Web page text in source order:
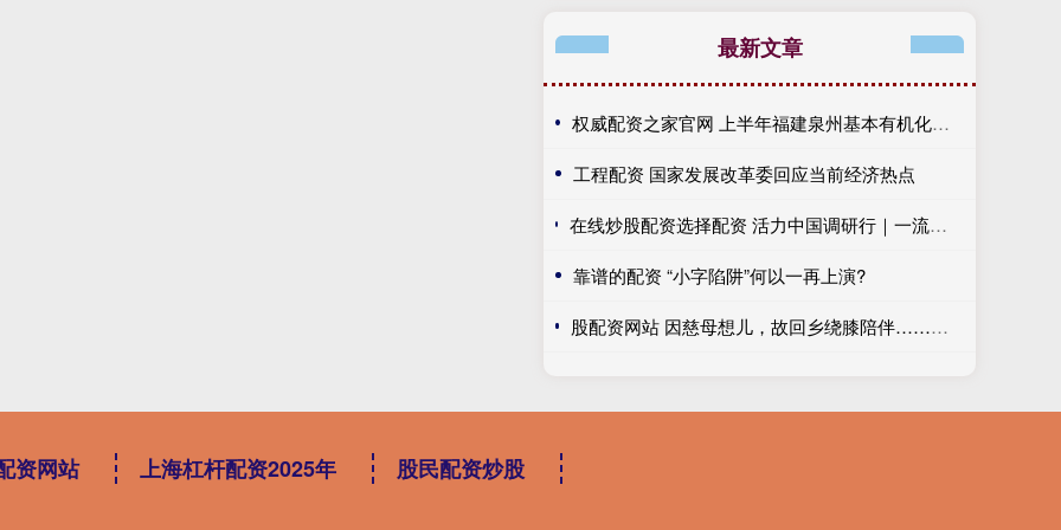
最新文章
权威配资之家官网 上半年福建泉州基本有机化学品出口量增长近两成
工程配资 国家发展改革委回应当前经济热点
在线炒股配资选择配资 活力中国调研行｜一流科创生态的浙江解法，校地融合让“最强大脑”扎根产业沃土
靠谱的配资 “小字陷阱”何以一再上演?
股配资网站 因慈母想儿，故回乡绕膝陪伴……一张停业告示，为什么火?
资网站 上海杠杆配资2025年 股民配资炒股